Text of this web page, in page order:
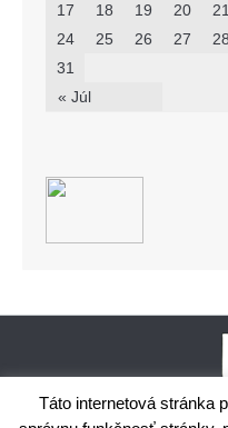
« Júl
17
18 19 20 21
24
25 26 27 28
31
Táto internetová stránka